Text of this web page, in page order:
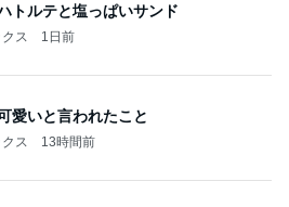
愛いと言われたこと
ス 13時間前